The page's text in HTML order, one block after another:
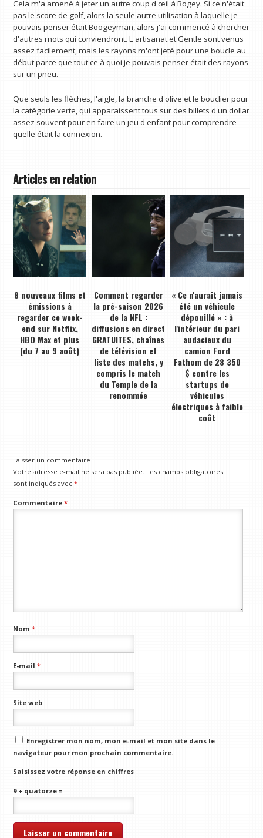
Cela m'a amené à jeter un autre coup d'œil à Bogey. Si ce n'était
pas le score de golf, alors la seule autre utilisation à laquelle je
pouvais penser était Boogeyman, alors j'ai commencé à chercher
d'autres mots qui conviendront. L'artisanat et Gentle sont venus
assez facilement, mais les rayons m'ont jeté pour une boucle au
début parce que tout ce à quoi je pouvais penser était des rayons
sur un pneu.
Que seuls les flèches, l'aigle, la branche d'olive et le bouclier pour
la catégorie verte, qui apparaissent tous sur des billets d'un dollar
assez souvent pour en faire un jeu d'enfant pour comprendre
quelle était la connexion.
Articles en relation
8 nouveaux films et
émissions à
regarder ce week-
end sur Netflix,
HBO Max et plus
(du 7 au 9 août)
Comment regarder
la pré-saison 2026
de la NFL :
diffusions en direct
GRATUITES, chaînes
de télévision et
liste des matchs, y
compris le match
du Temple de la
renommée
« Ce n'aurait jamais
été un véhicule
dépouillé » : à
l'intérieur du pari
audacieux du
camion Ford
Fathom de 28 350
$ contre les
startups de
véhicules
électriques à faible
coût
Laisser un commentaire
Votre adresse e-mail ne sera pas publiée. Les champs obligatoires
sont indiqués avec*
Commentaire*
Nom*
E-mail*
Site web
Enregistrer mon nom, mon e-mail et mon site dans le
navigateur pour mon prochain commentaire.
Saisissez votre réponse en chiffres
9 + quatorze =